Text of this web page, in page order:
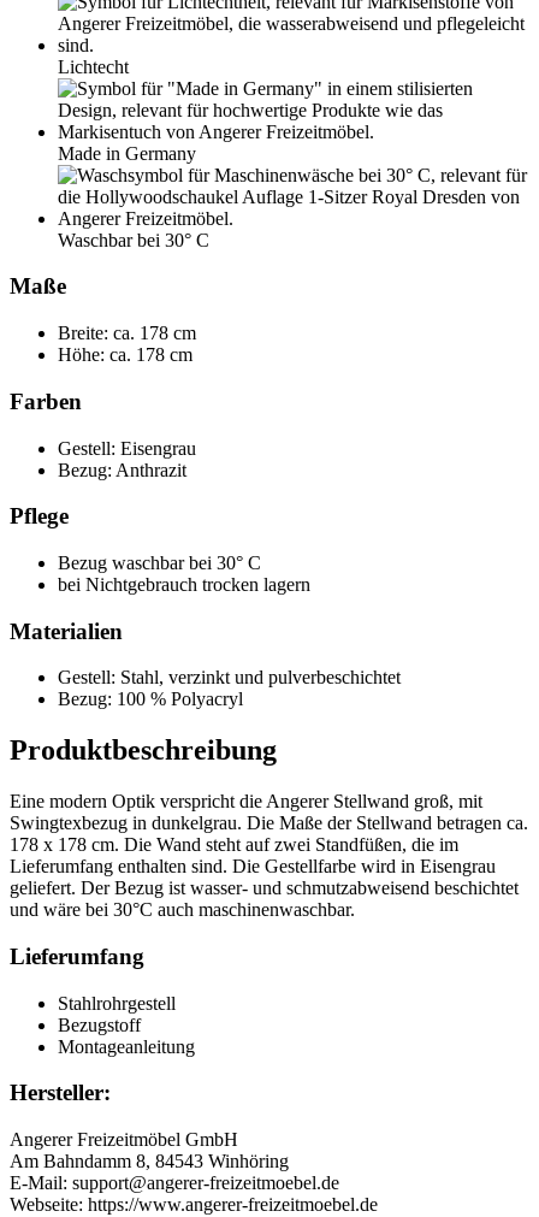
Lichtecht
Made in Germany
Waschbar bei 30° C
Maße
Breite: ca. 178 cm
Höhe: ca. 178 cm
Farben
Gestell: Eisengrau
Bezug: Anthrazit
Pflege
Bezug waschbar bei 30° C
bei Nichtgebrauch trocken lagern
Materialien
Gestell: Stahl, verzinkt und pulverbeschichtet
Bezug: 100 % Polyacryl
Produktbeschreibung
Eine modern Optik verspricht die Angerer Stellwand groß, mit
Swingtexbezug in dunkelgrau. Die Maße der Stellwand betragen ca.
178 x 178 cm. Die Wand steht auf zwei Standfüßen, die im
Lieferumfang enthalten sind. Die Gestellfarbe wird in Eisengrau
geliefert. Der Bezug ist wasser- und schmutzabweisend beschichtet
und wäre bei 30°C auch maschinenwaschbar.
Lieferumfang
Stahlrohrgestell
Bezugstoff
Montageanleitung
Hersteller:
Angerer Freizeitmöbel GmbH
Am Bahndamm 8, 84543 Winhöring
E-Mail: support@angerer-freizeitmoebel.de
Webseite: https://www.angerer-freizeitmoebel.de